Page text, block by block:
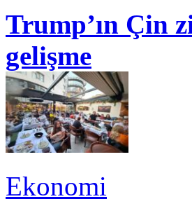
Trump’ın Çin
gelişme
Ekonomi